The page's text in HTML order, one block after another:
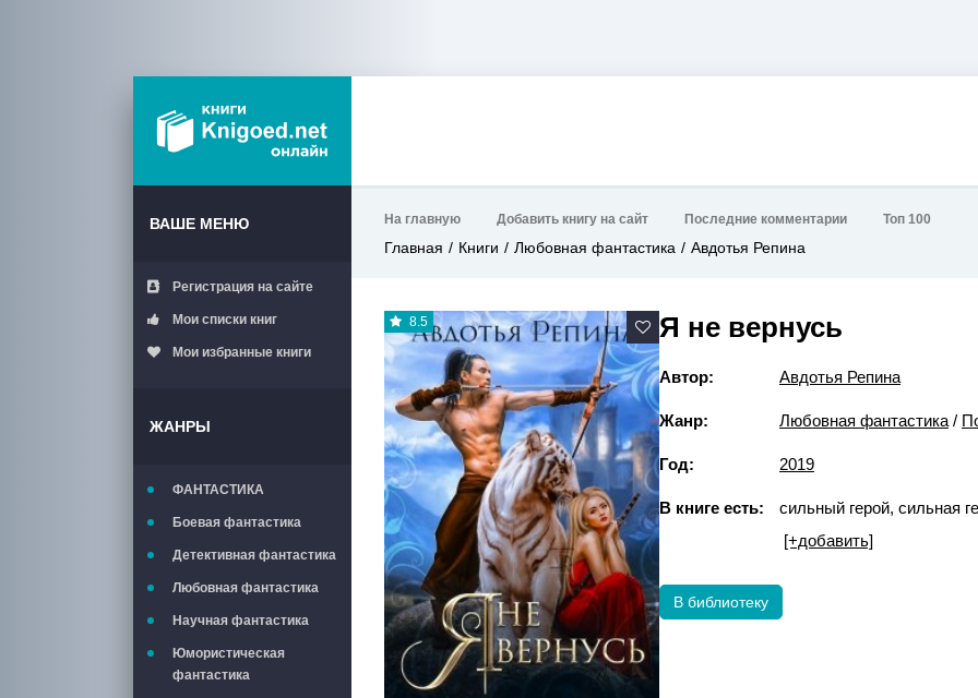
ВАШЕ МЕНЮ
Регистрация на сайте
Мои списки книг
Мои избранные книги
ЖАНРЫ
ФАНТАСТИКА
Боевая фантастика
Детективная фантастика
Любовная фантастика
Научная фантастика
Юмористическая
фантастика
На главную Добавить книгу на сайт Последние комментарии Топ 100
Главная Книги Любовная фантастика Авдотья Репина
8.5 Я не вернусь
Автор: Авдотья Репина
Жанр: Любовная фантастика /
Год: 2019
В книге есть:
сильный герой, сильная
[+добавить]
В библиотеку